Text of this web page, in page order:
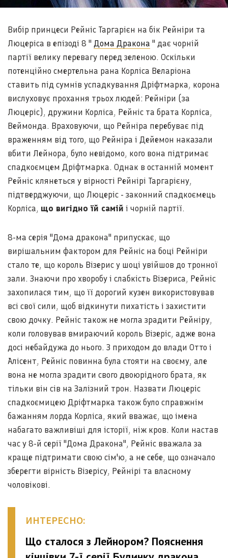
Вибір принцеси Рейніс Таргарієн на бік Рейніри та
Люцеріса в епізоді 8 " Дома Дракона " дає чорній
партії велику перевагу перед зеленою. Оскільки
потенційно смертельна рана Корліса Веларіона
ставить під сумнів успадкування Дріфтмарка, корона
вислуховує прохання трьох людей: Рейніри (за
Люцеріс), дружини Корліса, Рейніс та брата Корліса,
Веймонда. Враховуючи, що Рейніра перебуває під
враженням від того, що Рейніра і Дейемон наказали
вбити Лейнора, було невідомо, кого вона підтримає
спадкоємцем Дріфтмарка. Однак в останній момент
Рейніс клянеться у вірності Рейнірі Таргарієну,
підтверджуючи, що Люцеріс - законний спадкоємець
Корліса, що вигідно їй самій і чорній партії.
8-ма серія "Дома дракона" припускає, що
вирішальним фактором для Рейніс на боці Рейніри
стало те, що король Візерис у шоці увійшов до тронної
зали. Знаючи про хворобу і слабкість Візериса, Рейніс
захопилася тим, що її дорогий кузен використовував
всі свої сили, щоб відкинути пихатість і захистити
свою дочку. Рейніс також не могла зрадити Рейніру,
коли головував вмираючий король Візеріс, адже вона
досі небайдужа до нього. З приходом до влади Отто і
Алісент, Рейніс повинна була стояти на своєму, але
вона не могла зрадити свого двоюрідного брата, як
тільки він сів на Залізний трон. Назвати Люцеріс
спадкоємицею Дріфтмарка також було справжнім
бажанням лорда Корліса, який вважає, що імена
набагато важливіші для історії, ніж кров. Коли настав
час у 8-й серії "Дома Дракона", Рейніс вважала за
краще підтримати свою сім'ю, а не себе, що означало
зберегти вірність Візерісу, Рейнірі та власному
чоловікові.
ИНТЕРЕСНО:
Що сталося з Лейнором? Пояснення